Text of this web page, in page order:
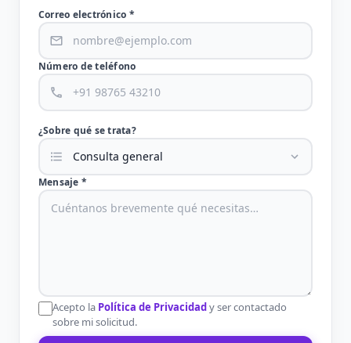
Correo electrónico *
Número de teléfono
¿Sobre qué se trata?
Mensaje *
Acepto la Política de Privacidady ser contactado
sobre mi solicitud.